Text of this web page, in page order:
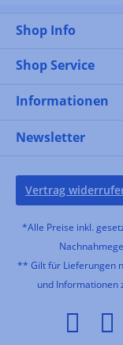
Shop Info
Shop Service
Informationen
Newsletter
Vertrag
*Alle Preise inkl.
** Gilt für Lieferungen
und Informationen